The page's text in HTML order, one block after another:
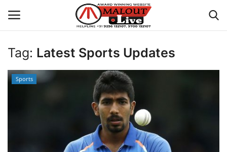
Login Register
How to Reach Malout
Tag: Latest Sports Updates
Sports